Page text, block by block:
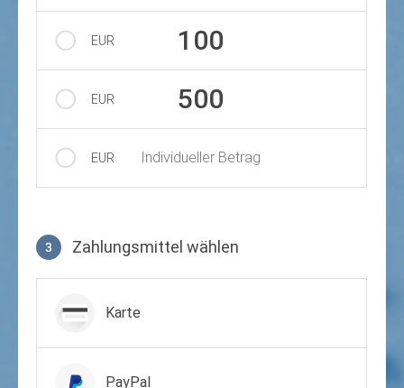
EUR 100
EUR 500
EUR Individueller Betrag
3 Zahlungsmittel wählen
Karte
PayPal